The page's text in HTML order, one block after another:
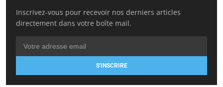
Inscrivez-vous pour recevoir nos derniers articles
directement dans votre boîte mail.
S'INSCRIRE